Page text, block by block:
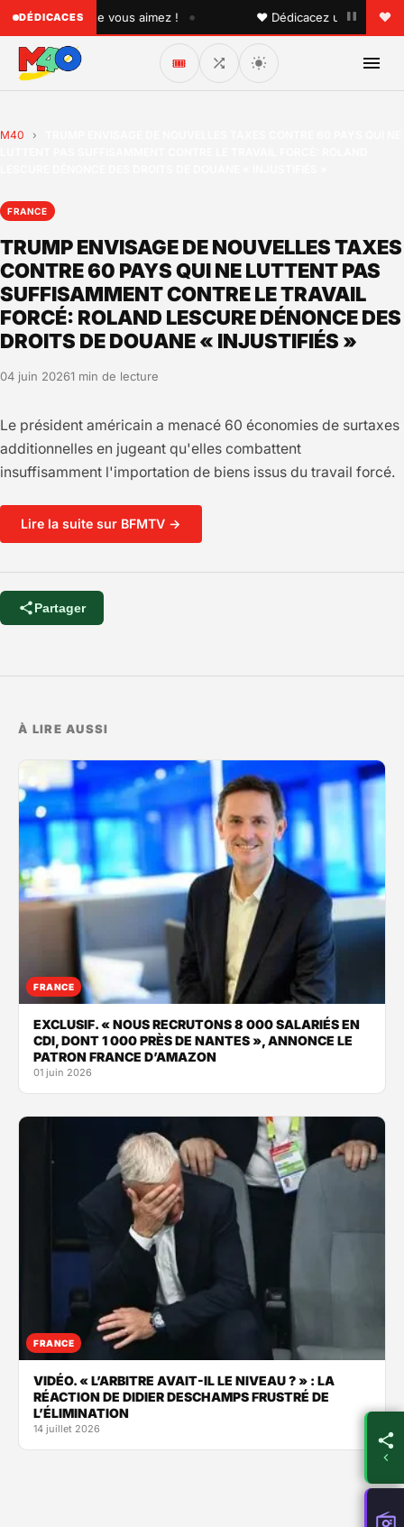
DÉDICACESque vous aimez ! • ♥ Dédicacez un titre à vos
🎟️
M40 ›
FRANCE
TRUMP ENVISAGE DE NOUVELLES TAXES
CONTRE 60 PAYS QUI NE LUTTENT PAS
SUFFISAMMENT CONTRE LE TRAVAIL
FORCÉ: ROLAND LESCURE DÉNONCE DES
DROITS DE DOUANE « INJUSTIFIÉS »
04 juin 20261 min de lecture
Le président américain a menacé 60 économies de surtaxes
additionnelles en jugeant qu'elles combattent
insuffisamment l'importation de biens issus du travail forcé.
Lire la suite sur BFMTV →
Partager
À LIRE AUSSI
FRANCE
EXCLUSIF. « NOUS RECRUTONS 8 000 SALARIÉS EN
CDI, DONT 1 000 PRÈS DE NANTES », ANNONCE LE
PATRON FRANCE D’AMAZON
01 juin 2026
FRANCE
VIDÉO. « L’ARBITRE AVAIT-IL LE NIVEAU ? » : LA
RÉACTION DE DIDIER DESCHAMPS FRUSTRÉ DE
L’ÉLIMINATION
14 juillet 2026